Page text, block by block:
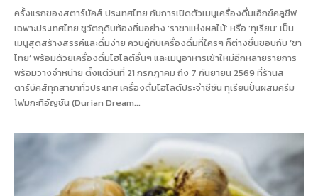
ครั้งแรกของสตาร์บัคส์ ประเทศไทย กับการเปิดตัวเมนูเครื่องดื่มเอ็กซ์คลูซีฟ
เฉพาะประเทศไทย ชูวัตถุดิบท้องถิ่นอย่าง ‘ราชาแห่งผลไม้’ หรือ ‘ทุเรียน’ เป็น
เมนูสุดสร้างสรรค์และดื่มง่าย ควบคู่กับเครื่องดื่มที่ใครๆ ก็ต่างชื่นชอบกับ ‘ชา
ไทย’ พร้อมด้วยเครื่องดื่มไฮไลต์อื่นๆ และเมนูอาหารเช้าใหม่อีกหลายรายการ
พร้อมวางจำหน่าย ตั้งแต่วันที่ 21 กรกฎาคม ถึง 7 กันยายน 2569 ที่ร้านส
ตาร์บัคส์ทุกสาขาทั่วประเทศ เครื่องดื่มไฮไลต์ประจำซีซัน ทุเรียนปั่นผสมครีม
โฟมกะทิอัญชัน (Durian Dream...